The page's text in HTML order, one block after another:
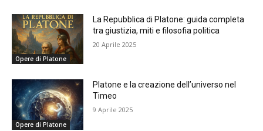
Opere di Platone
La Repubblica di Platone: guida completa
tra giustizia, miti e filosofia politica
20 Aprile 2025
Opere di Platone
Platone e la creazione dell’universo nel
Timeo
9 Aprile 2025